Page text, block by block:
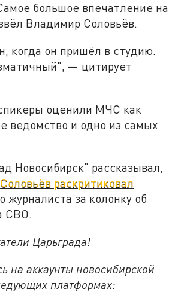
большое впечатление на
Владимир Соловьёв.
когда он пришёл в студию.
— цитирует
оценили МЧС как
ведомство и одно из самых
Новосибирск" рассказывал,
Соловьёв раскритиковал
журналиста за колонку об
СВО.
Царьграда!
на аккаунты новосибирской
платформах: